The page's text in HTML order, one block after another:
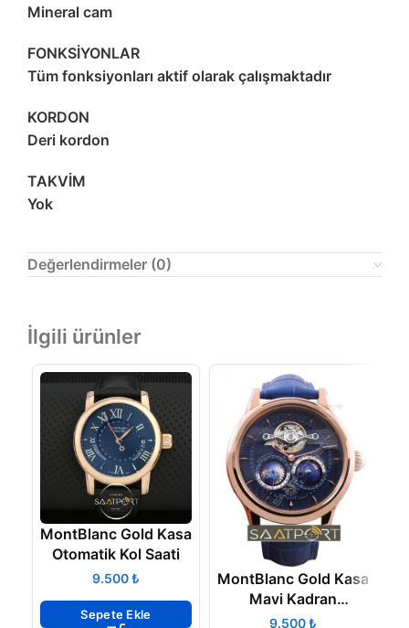
Mineral cam
FONKSİYONLAR
Tüm fonksiyonları aktif olarak çalışmaktadır
KORDON
Deri kordon
TAKVİM
Yok
Değerlendirmeler (0)
İlgili ürünler
MontBlanc Gold Kasa
Otomatik Kol Saati
₺
Sepete Ekle
MontBlanc Gold Kasa
Mavi Kadran
Otomatik Model
₺